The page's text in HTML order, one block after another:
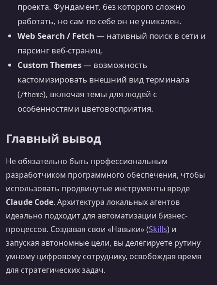
проекта. Фундамент, без которого сложно
работать, но сам по себе он не уникален.
Web Search / Fetch — нативный поиск в сети и
парсинг веб-страниц.
Custom Themes— возможность
кастомизировать внешний вид терминала
(/theme), включая темы для людей с
особенностями цветовосприятия.
Главный вывод
Не обязательно быть профессиональным
разработчиком программного обеспечения, чтобы
использовать продвинутые инструменты вроде
Claude Code. Архитектура локальных агентов
идеально подходит для автоматизации бизнес-
процессов. Создавая свои «Навыки» (Skills) и
запуская автономные цели, вы делегируете рутину
умному цифровому сотруднику, освобождая время
для стратегических задач.